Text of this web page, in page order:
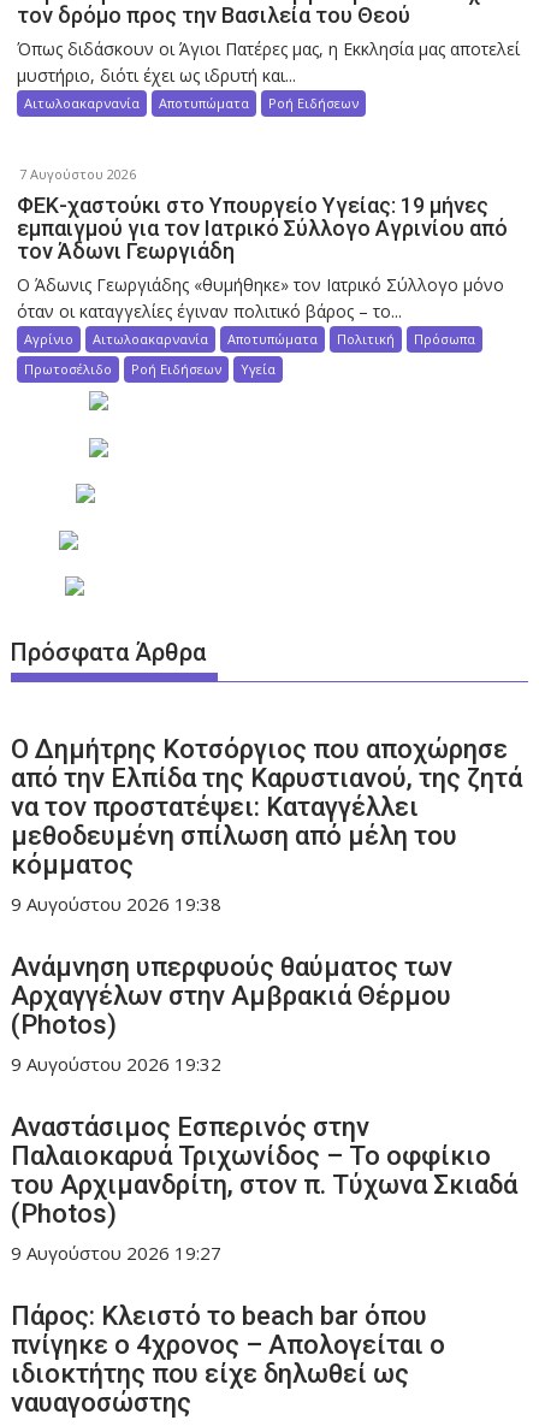
τον δρόμο προς την Βασιλεία του Θεού
Όπως διδάσκουν οι Άγιοι Πατέρες μας, η Εκκλησία μας αποτελεί
μυστήριο, διότι έχει ως ιδρυτή και...
Αιτωλοακαρνανία Αποτυπώματα Ροή Ειδήσεων
7 Αυγούστου 2026
ΦΕΚ-χαστούκι στο Υπουργείο Υγείας: 19 μήνες
εμπαιγμού για τον Ιατρικό Σύλλογο Αγρινίου από
τον Άδωνι Γεωργιάδη
Ο Άδωνις Γεωργιάδης «θυμήθηκε» τον Ιατρικό Σύλλογο μόνο
όταν οι καταγγελίες έγιναν πολιτικό βάρος – το...
Αγρίνιο Αιτωλοακαρνανία Αποτυπώματα Πολιτική
Πρόσωπα
Πρωτοσέλιδο
Ροή Ειδήσεων Υγεία
Πρόσφατα Άρθρα
O Δημήτρης Κοτσόργιος που αποχώρησε
από την Ελπίδα της Καρυστιανού, της ζητά
να τον προστατέψει: Καταγγέλλει
μεθοδευμένη σπίλωση από μέλη του
κόμματος
9 Αυγούστου 2026 19:38
Ανάμνηση υπερφυούς θαύματος των
Αρχαγγέλων στην Αμβρακιά Θέρμου
(Photos)
9 Αυγούστου 2026 19:32
Αναστάσιμος Εσπερινός στην
Παλαιοκαρυά Τριχωνίδος – To οφφίκιο
του Αρχιμανδρίτη, στον π. Τύχωνα Σκιαδά
(Photos)
9 Αυγούστου 2026 19:27
Πάρος: Κλειστό το beach bar όπου
πνίγηκε ο 4χρονος – Απολογείται ο
ιδιοκτήτης που είχε δηλωθεί ως
ναυαγοσώστης